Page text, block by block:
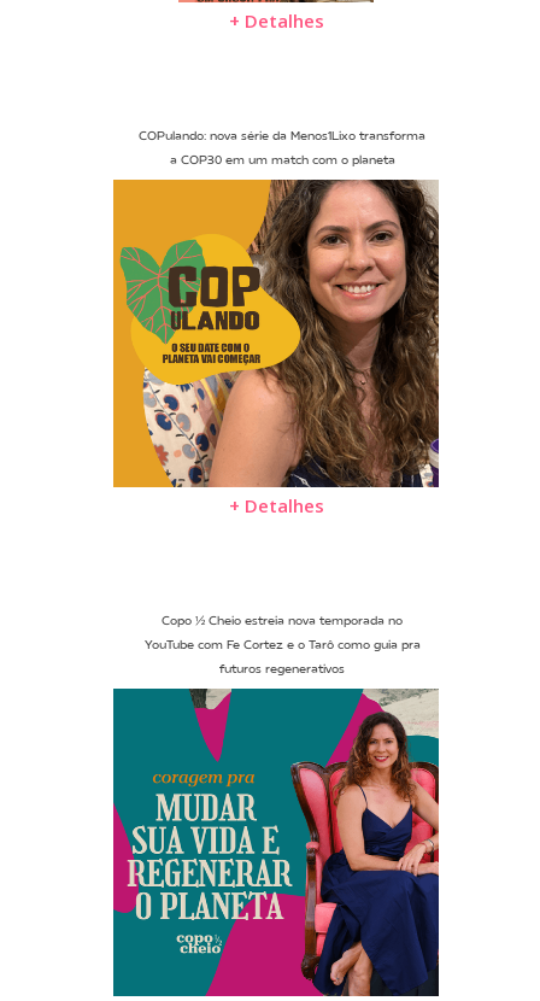
+ Detalhes
COPulando: nova série da Menos1Lixo transforma
a COP30 em um match com o planeta
+ Detalhes
Copo ½ Cheio estreia nova temporada no
YouTube com Fe Cortez e o Tarô como guia pra
futuros regenerativos